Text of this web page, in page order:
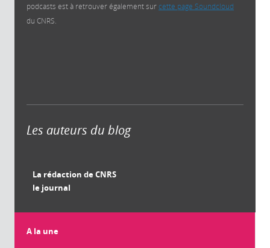
podcasts est à retrouver également surcette page Soundcloud
du CNRS.
Les auteurs du blog
La rédaction de CNRS
le journal
A la une